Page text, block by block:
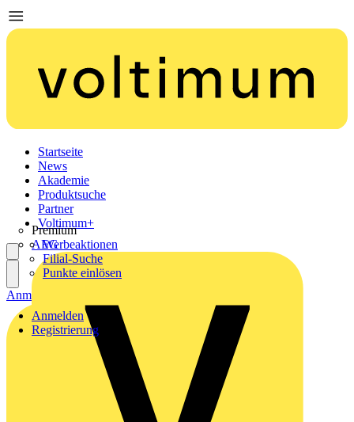
Startseite
News
Akademie
Produktsuche
Partner
Premium
AEG
Voltimum+
Werbeaktionen
Filial-Suche
Punkte einlösen
Anmelden
Registrierung
Anmelden